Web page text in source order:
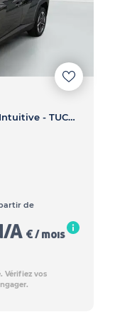
Tucson 1.6 T-GDI 239 Hybrid BVA6 Intuitive - TUCSON Tucson 1.6 T-GDI 239 Hybrid BVA6 Intuitive
de
A € / mois
Vérifiez vos